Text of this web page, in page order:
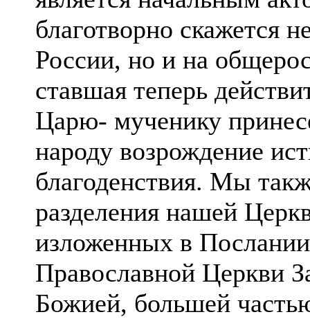
благотворно скажется
России, но и на
ставшая теперь
Царю- мученику
народу возрождение
благоденствия. Мы
разделения нашей
изложенных в
Православной Церкви
Божией, большей